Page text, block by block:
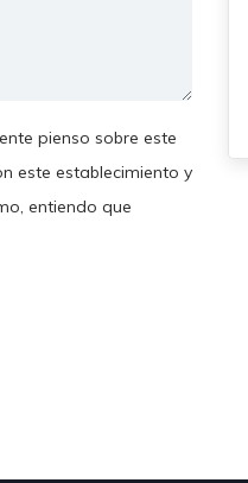
pienso sobre este
este establecimiento y
entiendo que